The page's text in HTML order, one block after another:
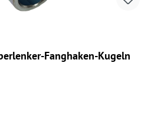
Fanghaken-Kugeln